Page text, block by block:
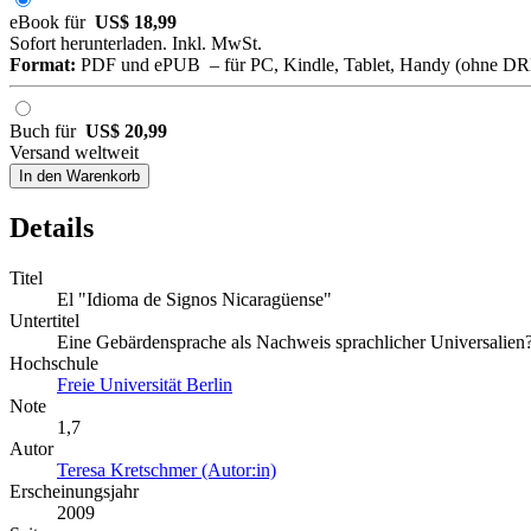
eBook für US$ 18,99
Sofort herunterladen. Inkl. MwSt.
Format: PDF und ePUB – für PC, Kindle, Tablet, Handy (ohne
Buch für US$ 20,99
Versand weltweit
In den Warenkorb
Details
Titel
El "Idioma de Signos Nicaragüense"
Untertitel
Eine Gebärdensprache als Nachweis sprachlicher
Hochschule
Freie Universität Berlin
Note
1,7
Autor
Teresa Kretschmer (Autor:in)
Erscheinungsjahr
2009